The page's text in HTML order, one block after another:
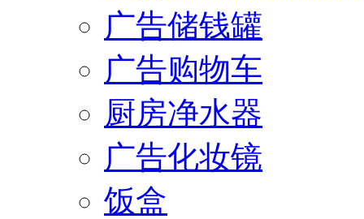
广告储钱罐
广告购物车
厨房净水器
广告化妆镜
饭盒